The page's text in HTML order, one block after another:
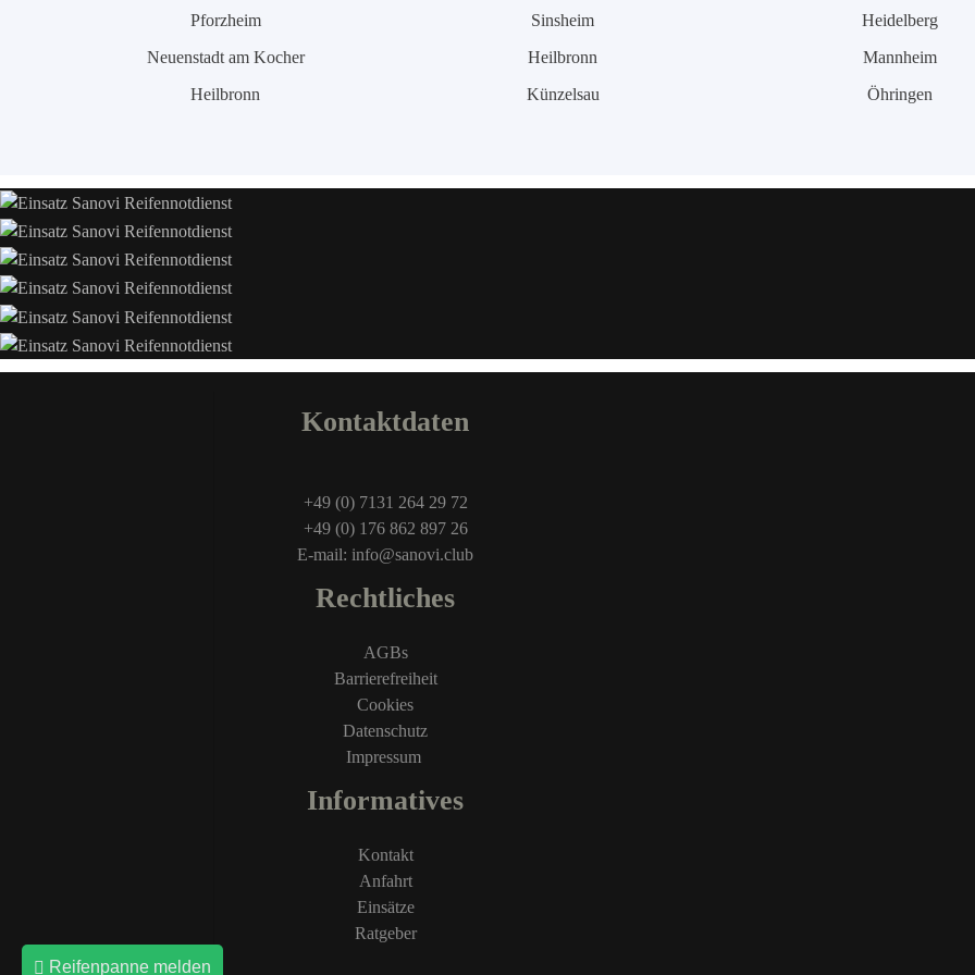
Reifenpanne melden
Pforzheim
Neuenstadt am Kocher
Heilbronn
Sinsheim
Heilbronn
Künzelsau
Heidelberg
Mannheim
Öhringen
Kontaktdaten
+49 (0) 7131 264 29 72
+49 (0) 176 862 897 26
E-mail: info@sanovi.club
Rechtliches
AGBs
Barrierefreiheit
Cookies
Datenschutz
Impressum
Informatives
Kontakt
Anfahrt
Einsätze
Ratgeber